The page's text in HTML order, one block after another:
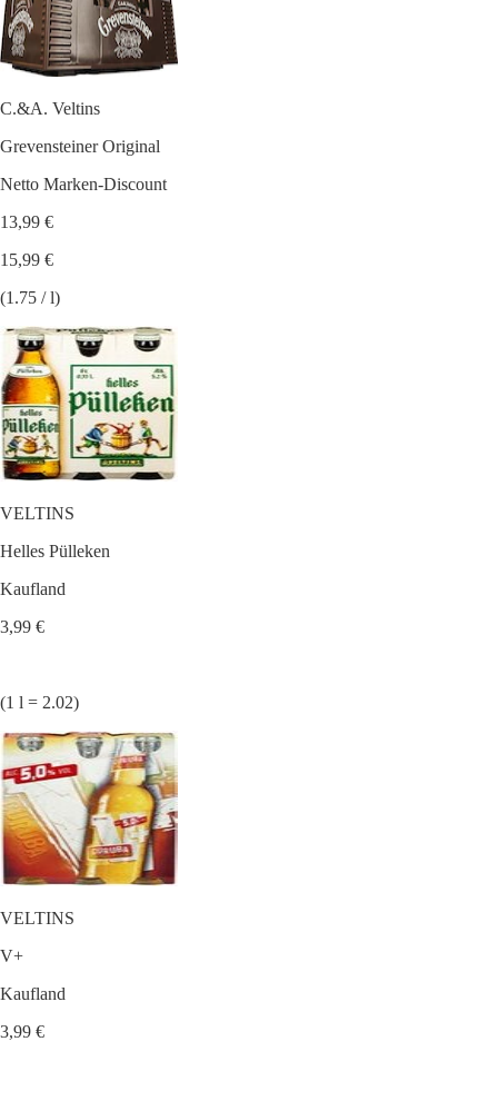
C.&A. Veltins
Grevensteiner Original
Netto Marken-Discount
13,99 €
15,99 €
(1.75 / l)
VELTINS
Helles Pülleken
Kaufland
3,99 €
(1 l = 2.02)
VELTINS
V+
Kaufland
3,99 €